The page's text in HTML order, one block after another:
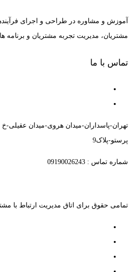
آموزش و مشاوره در طراحی و اجرای
مشتریان، مدیریت تجربه مشتریان و برنامه
تماس با ما
تهران-پاسداران-میدان هروی-میدان عقیلی-
پرستو-پلاک9
شماره تماس : 09190026243
تمامی حقوق برای اتاق مدیریت ارتباط با